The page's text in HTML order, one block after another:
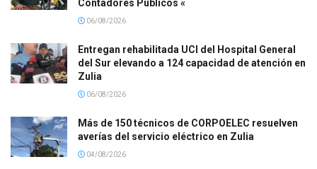
Contadores Públicos «
06/08/2026
Entregan rehabilitada UCI del Hospital General
del Sur elevando a 124 capacidad de atención en
Zulia
06/08/2026
Más de 150 técnicos de CORPOELEC resuelven
averías del servicio eléctrico en Zulia
04/08/2026